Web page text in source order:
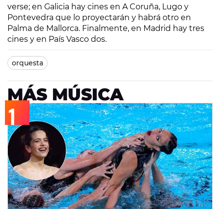
verse; en Galicia hay cines en A Coruña, Lugo y
Pontevedra que lo proyectarán y habrá otro en
Palma de Mallorca. Finalmente, en Madrid hay tres
cines y en País Vasco dos.
orquesta
MÁS MÚSICA